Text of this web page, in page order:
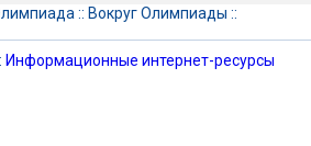
:: Вокруг Олимпиады ::
Информационные интернет-ресурсы